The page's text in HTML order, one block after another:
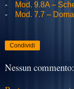
-
Mod. 9.8A –
-
Mod. 7.7 –
Condividi
Nessun commento: